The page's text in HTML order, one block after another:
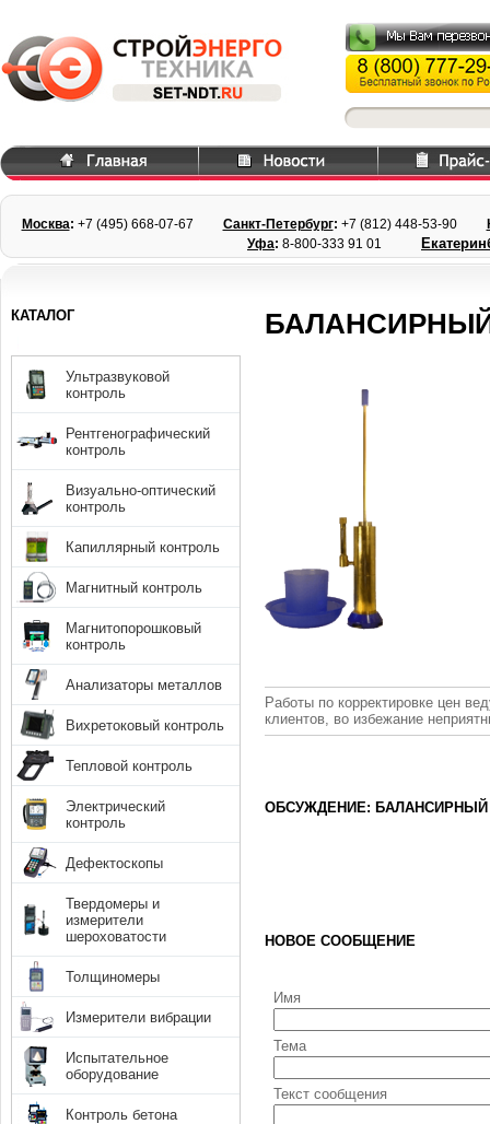
Москва: +7 (495) 668-07-67 Санкт-Петербург: +7 (812) 448-53-90
Уфа: 8-800-333 91 01
Работы по корректировке цен
клиентов, во избежание
ОБСУЖДЕНИЕ: БАЛАНСИРНЫЙ
НОВОЕ СООБЩЕНИЕ
Имя
Тема
Текст сообщения
КАТАЛОГ
Ультразвуковой
контроль
Рентгенографический
контроль
Визуально-оптический
контроль
Капиллярный контроль
Магнитный контроль
Магнитопорошковый
контроль
Анализаторы металлов
Вихретоковый контроль
Тепловой контроль
Электрический
контроль
Дефектоскопы
Твердомеры и
измерители
шероховатости
Толщиномеры
Измерители вибрации
Испытательное
оборудование
Контроль бетона